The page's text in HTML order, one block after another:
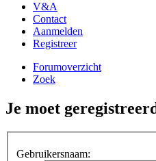
V&A
Contact
Aanmelden
Registreer
Forumoverzicht
Zoek
Je moet
Gebruikersnaam: